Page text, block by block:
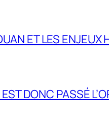
ET LES
DONC PASSÉ